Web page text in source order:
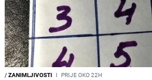
/ZANIMLJIVOSTI I PRIJE OKO 22H